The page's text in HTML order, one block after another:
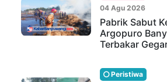
04 Agu 2026
Pabrik Sabut
Argopuro
Terbakar
Peristiwa